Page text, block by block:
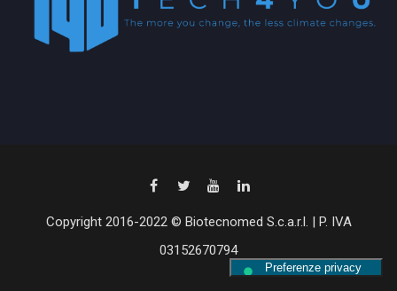
Copyright 2016-2022 © Biotecnomed S.c.a.r.l. | P. IVA
03152670794